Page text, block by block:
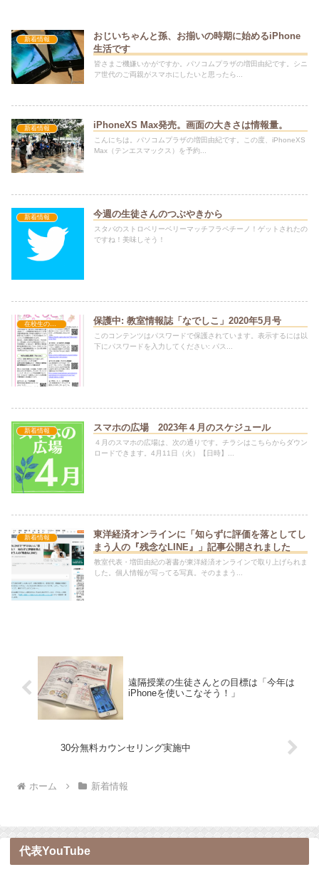
新着情報
おじいちゃんと孫、お揃いの時期に始めるiPhone
生活です
皆さまご機嫌いかがですか。パソコムプラザの増田由紀です。シニ
ア世代のご両親がスマホにしたいと思ったら...
新着情報 iPhoneXS Max発売。画面の大きさは情報量。
こんにちは。パソコムプラザの増田由紀です。この度、iPhoneXS
Max（テンエスマックス）を予約...
新着情報 今週の生徒さんのつぶやきから
スタバのストロベリーベリーマッチフラペチーノ！ゲットされたの
ですね！美味しそう！
在校生の方へ 保護中: 教室情報誌「なでしこ」2020年5月号
このコンテンツはパスワードで保護されています。表示するには以
下にパスワードを入力してください: パス...
新着情報 スマホの広場 2023年４月のスケジュール
４月のスマホの広場は、次の通りです。チラシはこちらからダウン
ロードできます。4月11日（火）【日時】...
新着情報
東洋経済オンラインに「知らずに評価を落としてし
まう人の『残念なLINE』」記事公開されました
教室代表・増田由紀の著書が東洋経済オンラインで取り上げられま
した。個人情報が写ってる写真。そのままう...
遠隔授業の生徒さんとの目標は「今年は
iPhoneを使いこなそう！」
30分無料カウンセリング実施中
ホーム 新着情報
代表YouTube